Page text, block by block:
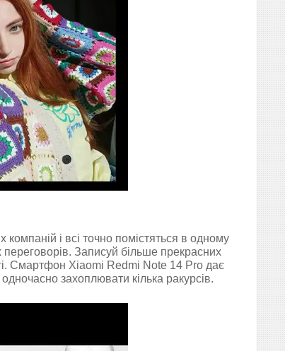
і всі точно помістяться в одному
переговорів. Записуй більше прекрасних
Смартфон Xiaomi Redmi Note 14 Pro дає
захоплювати кілька ракурсів.